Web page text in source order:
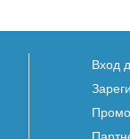
Вход